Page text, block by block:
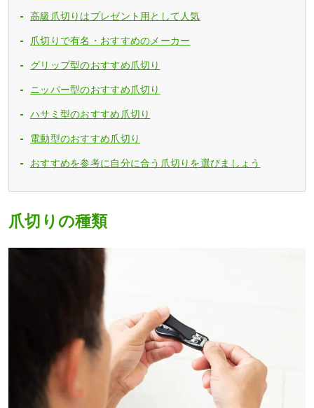
高級爪切りはプレゼント用として人気
爪切りで有名・おすすめのメーカー
グリップ型のおすすめ爪切り
ニッパー型のおすすめ爪切り
ハサミ型のおすすめ爪切り
電動型のおすすめ爪切り
おすすめを参考に自分に合う爪切りを選びましょう
爪切りの種類